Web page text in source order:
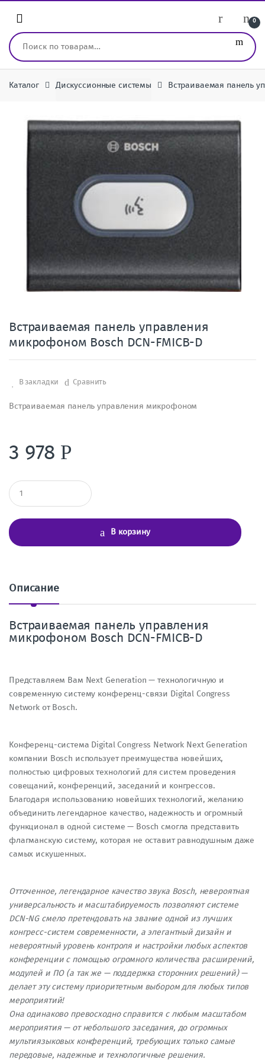
0
Искать:
Каталог Дискуссионные системы Встраиваемая панель
Встраиваемая панель управления
микрофоном Bosch DCN-FMICB-D
В закладки Сравнить
Встраиваемая панель управления микрофоном
3 978 Р
К
о
ч
е
В корзину
Описание
Встраиваемая панель управления
микрофоном Bosch DCN-FMICB-D
Представляем Вам Next Generation — технологичную и
современную систему конференц-связи Digital Congress
Network от Bosch.
Конференц-система Digital Congress Network Next Generation
компании Bosch использует преимущества новейших,
полностью цифровых технологий для систем проведения
совещаний, конференций, заседаний и конгрессов.
Благодаря использованию новейших технологий, желанию
объединить легендарное качество, надежность и огромный
функционал в одной системе — Bosch смогла представить
флагманскую систему, которая не оставит равнодушным даже
самых искушенных.
Отточенное, легендарное качество звука Bosch, невероятная
универсальность и масштабируемость позволяют системе
DCN-NG смело претендовать на звание одной из лучших
конгресс-систем современности, а элегантный дизайн и
невероятный уровень контроля и настройки любых аспектов
конференции с помощью огромного количества расширений,
модулей и ПО (а так же — поддержка сторонних решений) —
делает эту систему приоритетным выбором для любых типов
мероприятий!
Она одинаково превосходно справится с любым масштабом
мероприятия — от небольшого заседания, до огромных
мультиязыковых конференций, требующих только самые
передовые, надежные и технологичные решения.